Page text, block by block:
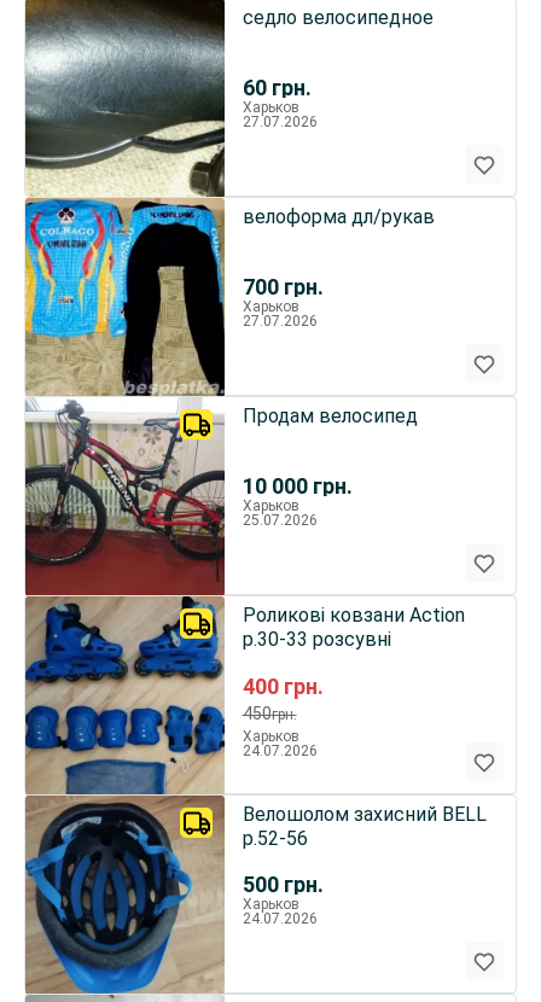
60 грн.
седло велосипедное
Харьков
27.07.2026
700 грн.
велоформа дл/рукав
Харьков
27.07.2026
10 000 грн.
Продам велосипед
Харьков
25.07.2026
400 грн.
450грн.
Роликові ковзани Action
р.30-33 розсувні
Харьков
24.07.2026
500 грн.
Велошолом захисний BELL
р.52-56
Харьков
24.07.2026